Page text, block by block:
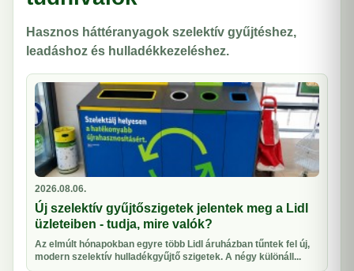
Hasznos háttéranyagok szelektív gyűjtéshez,
leadáshoz és hulladékkezeléshez.
2026.08.06.
Új szelektív gyűjtőszigetek jelentek meg a Lidl
üzleteiben - tudja, mire valók?
Az elmúlt hónapokban egyre több Lidl áruházban tűntek fel új,
modern szelektív hulladékgyűjtő szigetek. A négy különáll...